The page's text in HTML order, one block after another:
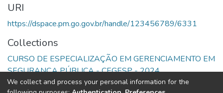
URI
https://dspace.pm.go.gov.br/handle/123456789/6331
Collections
CURSO DE ESPECIALIZAÇÃO EM GERENCIAMENTO EM
SEGURANÇA PÚBLICA - CEGESP - 2024
We collect and process your personal information for the